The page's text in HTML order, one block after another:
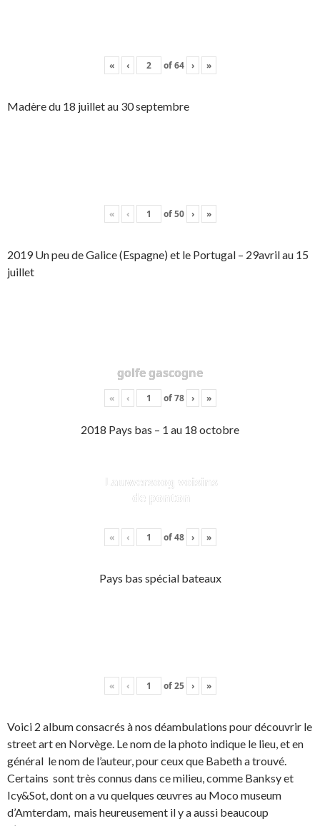
« ‹ of64 › »
Madère du 18 juillet au 30 septembre
« ‹ of50 › »
2019 Un peu de Galice (Espagne) et le Portugal – 29avril au 15
juillet
golfe gascogne
« ‹ of78 › »
2018 Pays bas – 1 au 18 octobre
Lauwersoog voisins
de ponton
« ‹ of48 › »
Pays bas spécial bateaux
« ‹ of25 › »
Voici 2 album consacrés à nos déambulations pour découvrir le
street art en Norvège. Le nom de la photo indique le lieu, et en
général le nom de l’auteur, pour ceux que Babeth a trouvé.
Certains sont très connus dans ce milieu, comme Banksy et
Icy&Sot, dont on a vu quelques œuvres au Moco museum
d’Amterdam, mais heureusement il y a aussi beaucoup